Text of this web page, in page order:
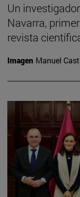
Un
Navarra,
revista
Imagen Manuel